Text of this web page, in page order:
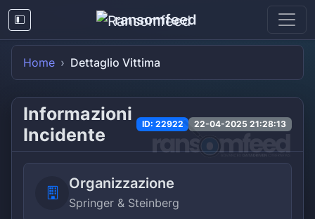
ransomfeed
Home Dettaglio Vittima
Informazioni
Incidente
ID: 22922 22-04-2025 21:28:13
Organizzazione
Springer & Steinberg